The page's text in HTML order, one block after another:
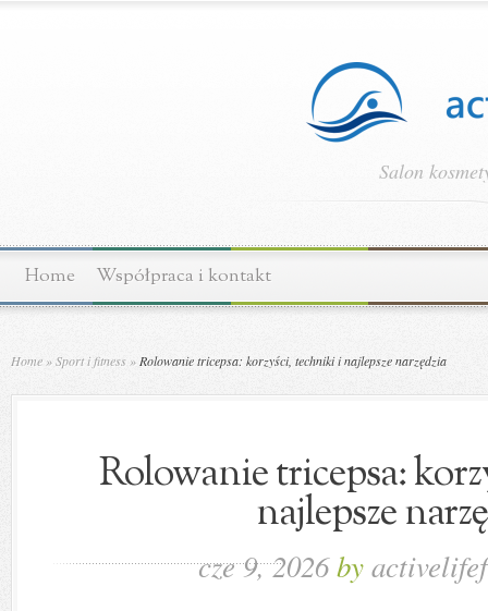
Salon
Home Współpraca i kontakt
Home »Sport i fitness » Rolowanie tricepsa: korzyści, techniki i najlepsze narzędzia
Rolowanie tricepsa:
najlepsze
cze 9, 2026by